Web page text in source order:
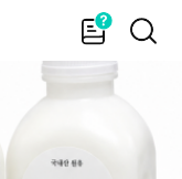
가
이
검
색